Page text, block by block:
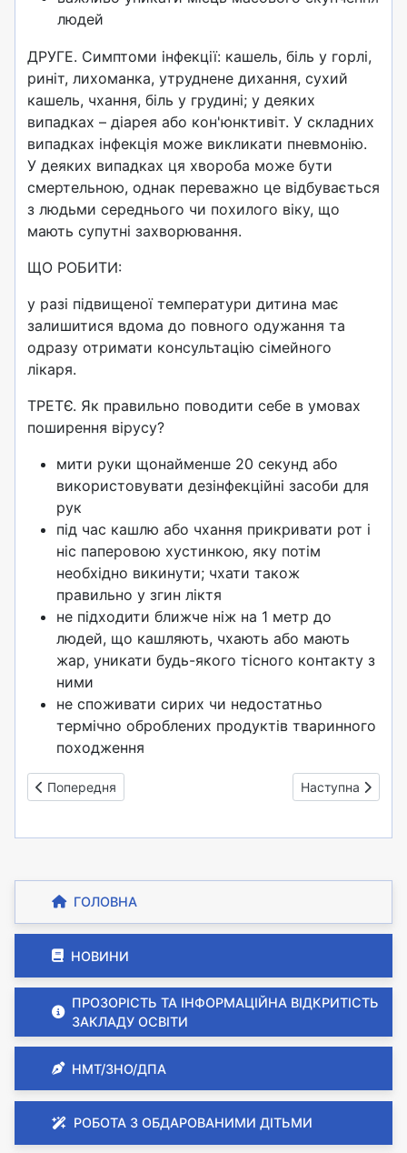
ГОЛОВНА
НОВИНИ
ПРОЗОРІСТЬ ТА ІНФОРМАЦІЙНА ВІДКРИТІСТЬ
ЗАКЛАДУ ОСВІТИ
НМТ/ЗНО/ДПА
РОБОТА З ОБДАРОВАНИМИ ДІТЬМИ
людей
ДРУГЕ. Симптоми інфекції: кашель, біль у горлі,
риніт, лихоманка, утруднене дихання, сухий
кашель, чхання, біль у грудині; у деяких
випадках – діарея або кон'юнктивіт. У складних
випадках інфекція може викликати пневмонію.
У деяких випадках ця хвороба може бути
смертельною, однак переважно це відбувається
з людьми середнього чи похилого віку, що
мають супутні захворювання.
ЩО РОБИТИ:
у разі підвищеної температури дитина має
залишитися вдома до повного одужання та
одразу отримати консультацію сімейного
лікаря.
ТРЕТЄ. Як правильно поводити себе в умовах
поширення вірусу?
мити руки щонайменше 20 секунд або
використовувати дезінфекційні засоби для
рук
під час кашлю або чхання прикривати рот і
ніс паперовою хустинкою, яку потім
необхідно викинути; чхати також
правильно у згин ліктя
не підходити ближче ніж на 1 метр до
людей, що кашляють, чхають або мають
жар, уникати будь-якого тісного контакту з
ними
не споживати сирих чи недостатньо
термічно оброблених продуктів тваринного
походження
Попередня стаття: Пам'ятка батькам
Попередня Наступна
Наступна